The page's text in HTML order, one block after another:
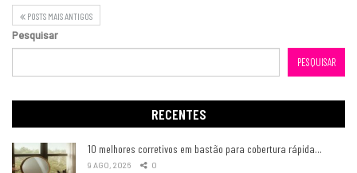
POSTS MAIS ANTIGOS
Pesquisar
PESQUISAR
RECENTES
10 melhores corretivos em bastão para cobertura rápida…
9 AGO, 2026 0